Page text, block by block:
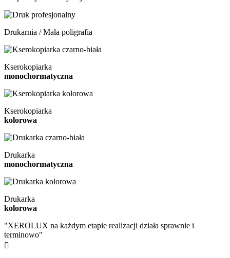
Drukarnia / Mała poligrafia
Kserokopiarka
monochormatyczna
Kserokopiarka
kolorowa
Drukarka
monochormatyczna
Drukarka
kolorowa
"XEROLUX na każdym etapie realizacji działa sprawnie i
terminowo"
